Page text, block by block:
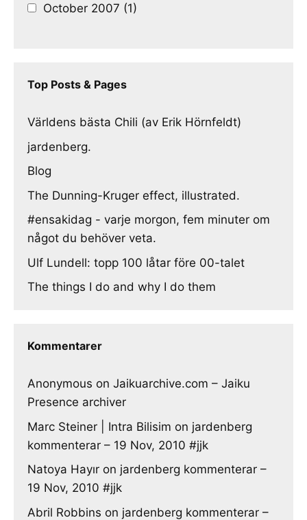
October 2007 (1)
Top Posts & Pages
Världens bästa Chili (av Erik Hörnfeldt)
jardenberg.
Blog
The Dunning-Kruger effect, illustrated.
#ensakidag - varje morgon, fem minuter om
något du behöver veta.
Ulf Lundell: topp 100 låtar före 00-talet
The things I do and why I do them
Kommentarer
Anonymous on Jaikuarchive.com – Jaiku
Presence archiver
Marc Steiner | Intra Bilisim on jardenberg
kommenterar – 19 Nov, 2010 #jjk
Natoya Hayır on jardenberg kommenterar –
19 Nov, 2010 #jjk
Abril Robbins on jardenberg kommenterar –